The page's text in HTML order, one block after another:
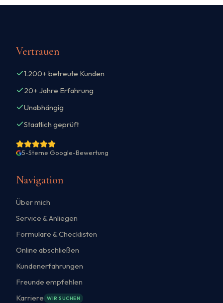
Vertrauen
1.200+ betreute Kunden
20+ Jahre Erfahrung
Unabhängig
Staatlich geprüft
5-Sterne Google-Bewertung
Navigation
Über mich
Service & Anliegen
Formulare & Checklisten
Online abschließen
Kundenerfahrungen
Freunde empfehlen
Karriere WIR SUCHEN